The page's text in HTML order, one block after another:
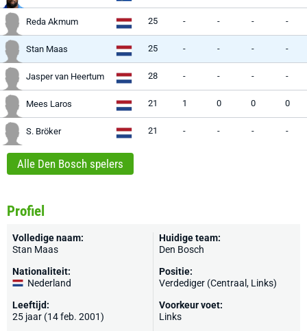
Reda Akmum 25 - - - -
Stan Maas 25 - - - -
Jasper van Heertum 28 - - - -
Mees Laros 21 1 0 0 0
S. Bröker 21 - - - -
Alle Den Bosch spelers
Profiel
Volledige naam:
Stan Maas
Nationaliteit:
Nederland
Leeftijd:
25 jaar (14 feb. 2001)
Huidige team:
Den Bosch
Positie:
Verdediger (Centraal, Links)
Voorkeur voet:
Links